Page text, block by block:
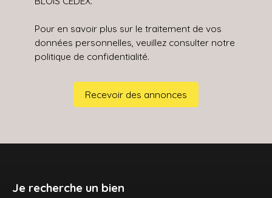
Pour en savoir plus sur le traitement de vos
données personnelles, veuillez consulter notre
politique de confidentialité.
Recevoir des annonces
Je recherche un bien